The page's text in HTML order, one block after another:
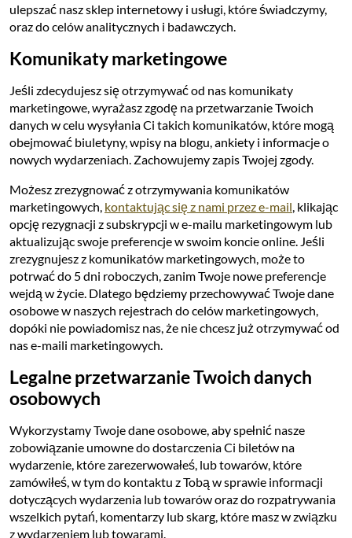
ulepszać nasz sklep internetowy i usługi, które świadczymy,
oraz do celów analitycznych i badawczych.
Komunikaty marketingowe
Jeśli zdecydujesz się otrzymywać od nas komunikaty
marketingowe, wyrażasz zgodę na przetwarzanie Twoich
danych w celu wysyłania Ci takich komunikatów, które mogą
obejmować biuletyny, wpisy na blogu, ankiety i informacje o
nowych wydarzeniach. Zachowujemy zapis Twojej zgody.
Możesz zrezygnować z otrzymywania komunikatów
marketingowych, kontaktując się z nami przez e-mail, klikając
opcję rezygnacji z subskrypcji w e-mailu marketingowym lub
aktualizując swoje preferencje w swoim koncie online. Jeśli
zrezygnujesz z komunikatów marketingowych, może to
potrwać do 5 dni roboczych, zanim Twoje nowe preferencje
wejdą w życie. Dlatego będziemy przechowywać Twoje dane
osobowe w naszych rejestrach do celów marketingowych,
dopóki nie powiadomisz nas, że nie chcesz już otrzymywać od
nas e-maili marketingowych.
Legalne przetwarzanie Twoich danych
osobowych
Wykorzystamy Twoje dane osobowe, aby spełnić nasze
zobowiązanie umowne do dostarczenia Ci biletów na
wydarzenie, które zarezerwowałeś, lub towarów, które
zamówiłeś, w tym do kontaktu z Tobą w sprawie informacji
dotyczących wydarzenia lub towarów oraz do rozpatrywania
wszelkich pytań, komentarzy lub skarg, które masz w związku
z wydarzeniem lub towarami.